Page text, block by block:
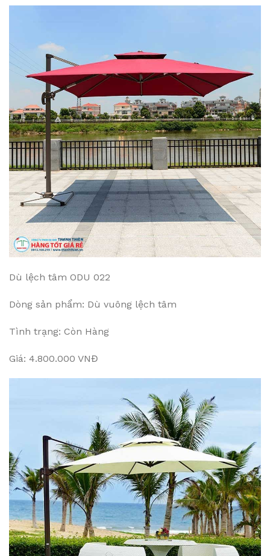
Dù lệch tâm ODU 022
Dòng sản phẩm: Dù vuông lệch tâm
Tình trạng: Còn Hàng
Giá: 4.800.000 VNĐ